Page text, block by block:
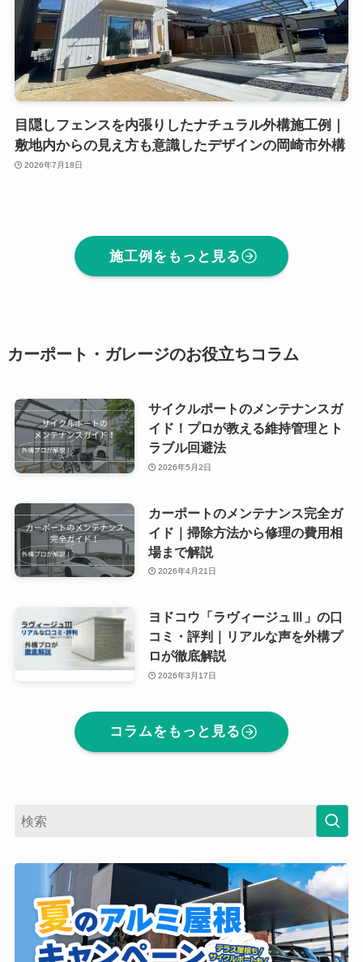
目隠しフェンスを内張りしたナチュラル外構施工例｜
敷地内からの見え方も意識したデザインの岡崎市外構
2026年7月18日
施工例をもっと見る
カーポート・ガレージのお役立ちコラム
サイクルポートのメンテナンスガ
イド！プロが教える維持管理とト
ラブル回避法
2026年5月2日
カーポートのメンテナンス完全ガ
イド｜掃除方法から修理の費用相
場まで解説
2026年4月21日
ヨドコウ「ラヴィージュⅢ」の口
コミ・評判｜リアルな声を外構プ
ロが徹底解説
2026年3月17日
コラムをもっと見る